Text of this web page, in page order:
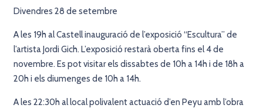
Divendres 28 de setembre
A les 19h al Castell inauguració de l’exposició “Escultura” de
l’artista Jordi Gich. L’exposició restarà oberta fins el 4 de
novembre. Es pot visitar els dissabtes de 10h a 14h i de 18h a
20h i els diumenges de 10h a 14h.
A les 22:30h al local polivalent actuació d’en Peyu amb l’obra